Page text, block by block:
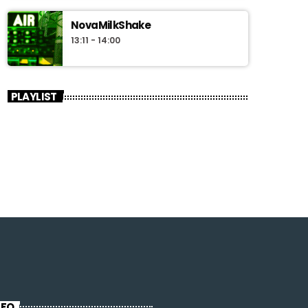
NovaMilkShake
13:11 - 14:00
PLAYLIST